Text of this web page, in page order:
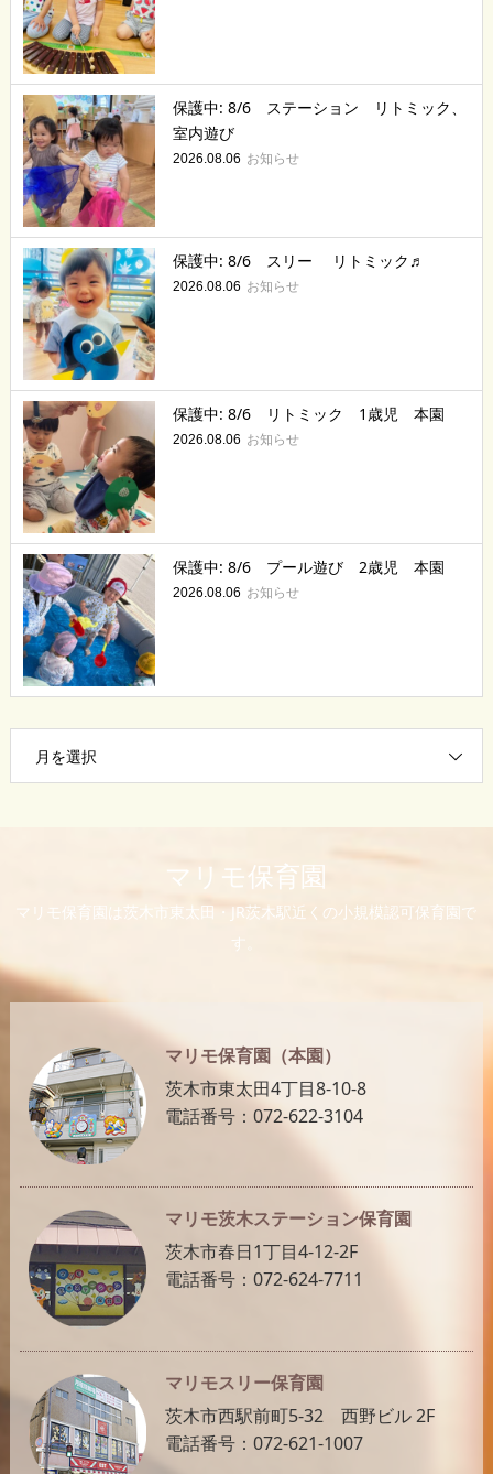
保護中: 8/6 ステーション リトミック、
室内遊び
2026.08.06 お知らせ
保護中: 8/6 スリー リトミック♬
2026.08.06 お知らせ
保護中: 8/6 リトミック 1歳児 本園
2026.08.06 お知らせ
保護中: 8/6 プール遊び 2歳児 本園
2026.08.06 お知らせ
月を選択
マリモ保育園
マリモ保育園は茨木市東太田・JR茨木駅近くの小規模認可保育園で
す。
マリモ保育園（本園）
茨木市東太田4丁目8-10-8
電話番号：072-622-3104
マリモ茨木ステーション保育園
茨木市春日1丁目4-12-2F
電話番号：072-624-7711
マリモスリー保育園
茨木市西駅前町5-32 西野ビル 2F
電話番号：072-621-1007